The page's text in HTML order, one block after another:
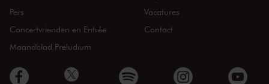
Pers
Concertvrienden en Entrée
Maandblad Preludium
Vacatures
Contact